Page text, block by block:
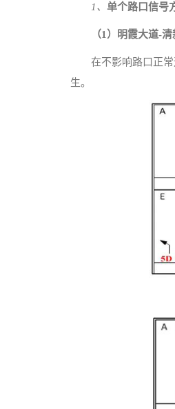
1、 单个路口信号
（1）明霞大道-
在不影响路口正
生。